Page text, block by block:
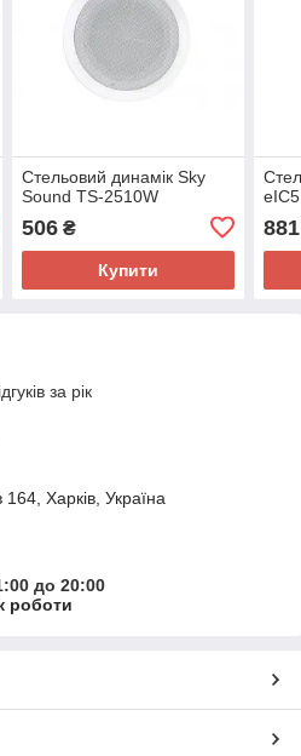
Стельовий динамік Sky
Sound TS-2510W
506₴
Купити
881
за рік
164, Харків, Україна
до 20:00
роботи